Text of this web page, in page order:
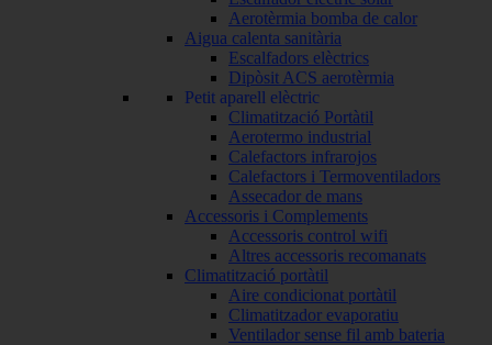
Aerotèrmia bomba de calor
Aigua calenta sanitària
Escalfadors elèctrics
Dipòsit ACS aerotèrmia
Petit aparell elèctric
Climatització Portàtil
Aerotermo industrial
Calefactors infrarojos
Calefactors i Termoventiladors
Assecador de mans
Accessoris i Complements
Accessoris control wifi
Altres accessoris recomanats
Climatització portàtil
Aire condicionat portàtil
Climatitzador evaporatiu
Ventilador sense fil amb bateria